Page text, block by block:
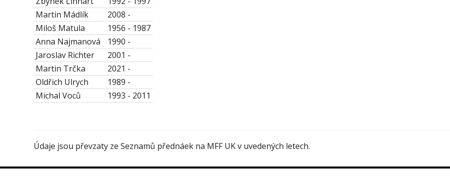
Martin Mádlík
2008 -
Miloš Matula
1956 - 1987
Anna Najmanová
1990 -
Jaroslav Richter
2001 -
Martin Trčka
2021 -
Oldřich Ulrych
1989 -
Michal Voců
1993 - 2011
Údaje jsou převzaty ze Seznamů přednáek na MFF UK v uvedených letech.